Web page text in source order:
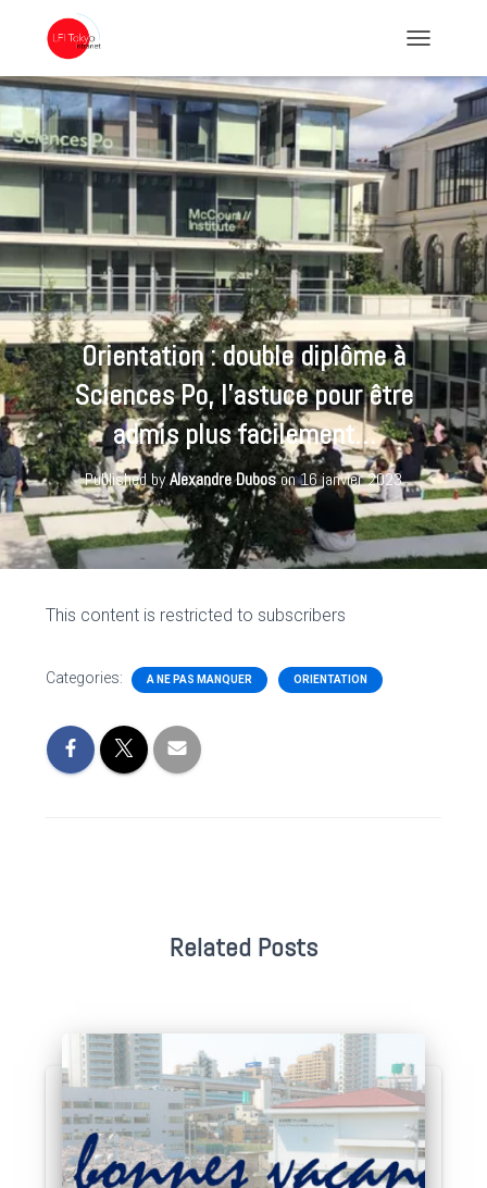
Orientation : double diplôme à
Sciences Po, l’astuce pour être
admis plus facilement…
Published byAlexandre Duboson16 janvier 2023
This content is restricted to subscribers
Categories: A NE PAS MANQUER ORIENTATION
Related Posts